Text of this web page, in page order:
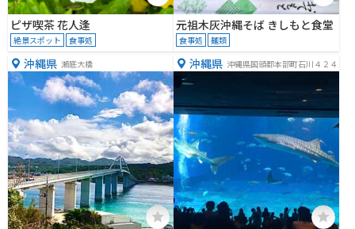
ピザ喫茶 花人逢
絶景スポット 食事処
元祖木灰沖縄そば きしもと食堂
食事処 麺類
沖縄県 瀬底大橋 沖縄県 沖縄県国頭郡本部町石川４２４